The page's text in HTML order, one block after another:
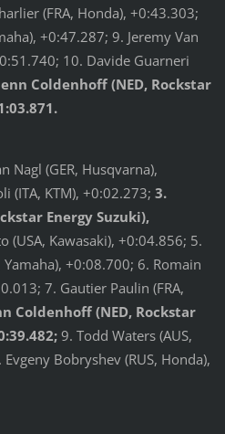
(FRA, Honda), +0:43.303;
+0:47.287; 9. Jeremy Van
10. Davide Guarneri
Coldenhoff (NED, Rockstar
Nagl (GER, Husqvarna),
(ITA, KTM), +0:02.273; 3.
Energy Suzuki),
(USA, Kawasaki), +0:04.856; 5.
Yamaha), +0:08.700; 6. Romain
7. Gautier Paulin (FRA,
Coldenhoff (NED, Rockstar
9. Todd Waters (AUS,
Bobryshev (RUS, Honda),